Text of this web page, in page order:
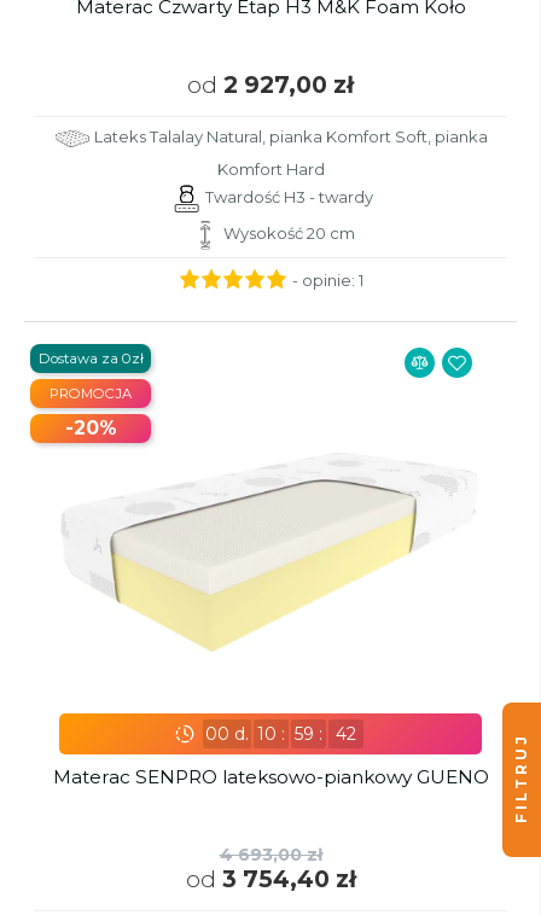
Materac Czwarty Etap H3 M&K Foam Koło
od 2 927,00 zł
Lateks Talalay Natural, pianka Komfort Soft, pianka
Komfort Hard
Twardość H3 - twardy
Wysokość 20 cm
- opinie: 1
00 d. 10 : 59 : 40
Materac SENPRO lateksowo-piankowy GUENO
4 693,00 zł
od 3 754,40 zł
PROMOCJA
-20%
Dostawa za 0zł
FILTRUJ